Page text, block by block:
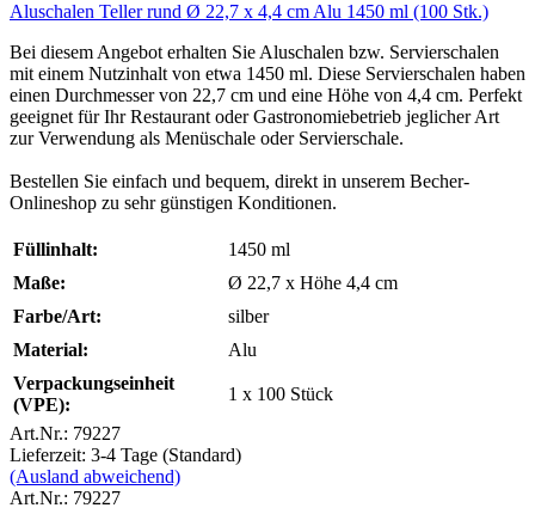
Aluschalen Teller rund Ø 22,7 x 4,4 cm Alu 1450 ml (100 Stk.)
Bei diesem Angebot erhalten Sie Aluschalen bzw. Servierschalen
mit einem Nutzinhalt von etwa 1450 ml. Diese Servierschalen haben
einen Durchmesser von 22,7 cm und eine Höhe von 4,4 cm. Perfekt
geeignet für Ihr Restaurant oder Gastronomiebetrieb jeglicher Art
zur Verwendung als Menüschale oder Servierschale.
Bestellen Sie einfach und bequem, direkt in unserem Becher-
Onlineshop zu sehr günstigen Konditionen.
Füllinhalt:
1450 ml
Maße:
Ø 22,7 x Höhe 4,4 cm
Farbe/Art:
silber
Material:
Alu
Verpackungseinheit
(VPE):
1 x 100 Stück
Art.Nr.: 79227
Lieferzeit: 3-4 Tage (Standard)
(Ausland abweichend)
Art.Nr.: 79227